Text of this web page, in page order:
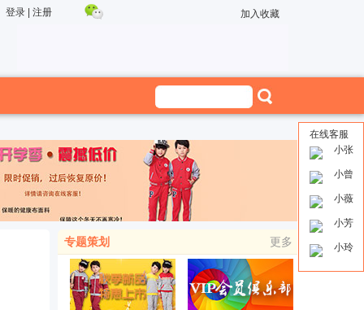
登录| 注册 加入收藏
专题策划 更多
在线客服
小张
小曾
小薇
小芳
小玲